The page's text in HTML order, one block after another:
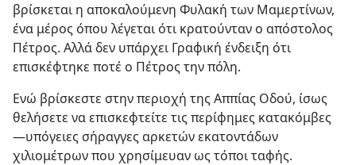
βρίσκεται η αποκαλούμενη Φυλακή των Μαμερτίνων,
ένα μέρος όπου λέγεται ότι κρατούνταν ο απόστολος
Πέτρος. Αλλά δεν υπάρχει Γραφική ένδειξη ότι
επισκέφτηκε ποτέ ο Πέτρος την πόλη.
Ενώ βρίσκεστε στην περιοχή της Αππίας Οδού, ίσως
θελήσετε να επισκεφτείτε τις περίφημες κατακόμβες​
—υπόγειες σήραγγες αρκετών εκατοντάδων
χιλιομέτρων που χρησίμευαν ως τόποι ταφής.